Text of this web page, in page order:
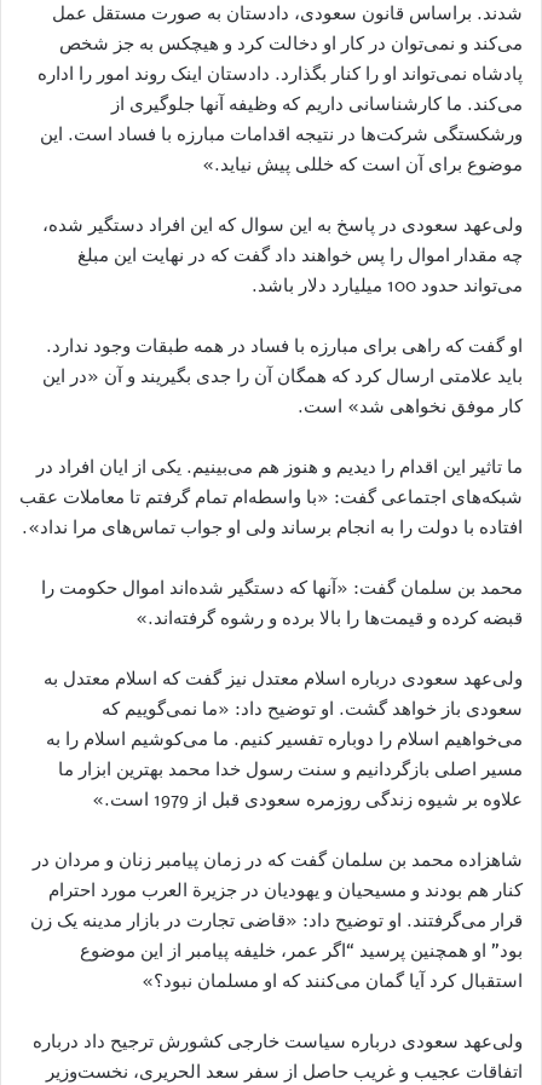
شدند. براساس قانون سعودی، دادستان به صورت مستقل عمل
می‌کند و نمی‌توان در کار او دخالت کرد و هیچکس به جز شخص
پادشاه نمی‌تواند او را کنار بگذارد. دادستان اینک روند امور را اداره
می‌کند. ما کارشناسانی داریم که وظیفه آنها جلوگیری از
ورشکستگی شرکت‌ها در نتیجه اقدامات مبارزه با فساد است. این
موضوع برای آن است که خللی پیش نیاید.»
ولی‌عهد سعودی در پاسخ به این سوال که این افراد دستگیر شده،
چه مقدار اموال را پس خواهند داد گفت که در نهایت این مبلغ
می‌تواند حدود 100 میلیارد دلار باشد.
او گفت که راهی برای مبارزه با فساد در همه طبقات وجود ندارد.
باید علامتی ارسال کرد که همگان آن را جدی بگیریند و آن «در این
کار موفق نخواهی شد» است.
ما تاثیر این اقدام را دیدیم و هنوز هم می‌بینیم. یکی از ایان افراد در
شبکه‌های اجتماعی گفت: «با واسطه‌ام تمام گرفتم تا معاملات عقب
افتاده با دولت را به انجام برساند ولی او جواب تماس‌های مرا نداد».
محمد بن سلمان گفت: «آنها که دستگیر شده‌اند اموال حکومت را
قبضه کرده و قیمت‌ها را بالا برده و رشوه گرفته‌اند.»
ولی‌عهد سعودی درباره اسلام معتدل نیز گفت که اسلام معتدل به
سعودی باز خواهد گشت. او توضیح داد: «ما نمی‌گوییم که
می‌خواهیم اسلام را دوباره تفسیر کنیم. ما می‌کوشیم اسلام را به
مسیر اصلی بازگردانیم و سنت رسول خدا محمد بهترین ابزار ما
علاوه بر شیوه زندگی روزمره سعودی قبل از 1979 است.»
شاهزاده محمد بن سلمان گفت که در زمان پیامبر زنان و مردان در
کنار هم بودند و مسیحیان و یهودیان در جزیرة العرب مورد احترام
قرار می‌گرفتند. او توضیح داد: «قاضی تجارت در بازار مدینه یک زن
بود” او همچنین پرسید “اگر عمر، خلیفه پیامبر از این موضوع
استقبال کرد آیا گمان می‌کنند که او مسلمان نبود؟»
ولی‌عهد سعودی درباره سیاست خارجی کشورش ترجیح داد درباره
اتفاقات عجیب و غریب حاصل از سفر سعد الحریری، نخست‌وزیر